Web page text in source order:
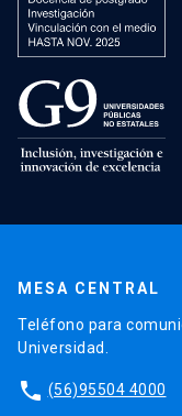
MESA CENTRAL
Teléfono para
Universidad.
phone (56)95504 4000